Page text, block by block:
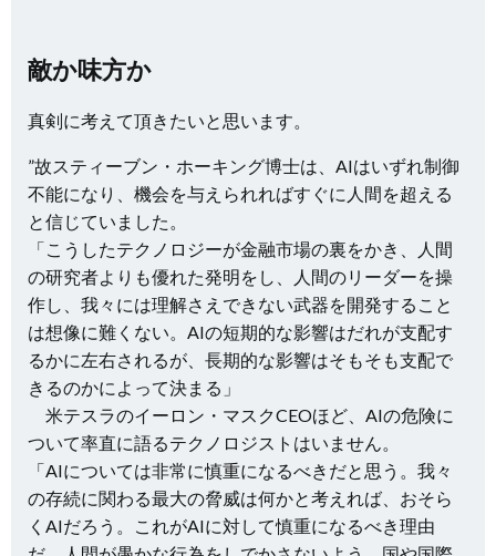
敵か味方か
真剣に考えて頂きたいと思います。
”故スティーブン・ホーキング博士は、AIはいずれ制御
不能になり、機会を与えられればすぐに人間を超える
と信じていました。
「こうしたテクノロジーが金融市場の裏をかき、人間
の研究者よりも優れた発明をし、人間のリーダーを操
作し、我々には理解さえできない武器を開発すること
は想像に難くない。AIの短期的な影響はだれが支配す
るかに左右されるが、長期的な影響はそもそも支配で
きるのかによって決まる」
米テスラのイーロン・マスクCEOほど、AIの危険に
ついて率直に語るテクノロジストはいません。
「AIについては非常に慎重になるべきだと思う。我々
の存続に関わる最大の脅威は何かと考えれば、おそら
くAIだろう。これがAIに対して慎重になるべき理由